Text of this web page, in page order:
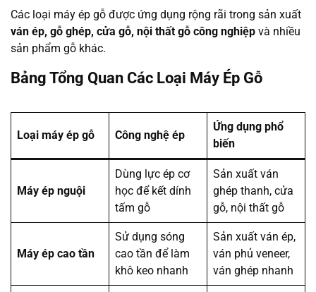
Các loại máy ép gỗ được ứng dụng rộng rãi trong sản xuất
ván ép, gỗ ghép, cửa gỗ, nội thất gỗ công nghiệp và nhiều
sản phẩm gỗ khác.
Bảng Tổng Quan Các Loại Máy Ép Gỗ
Loại máy ép gỗ Công nghệ ép
Ứng dụng phổ
biến
Máy ép nguội
Dùng lực ép cơ
học để kết dính
tấm gỗ
Sản xuất ván
ghép thanh, cửa
gỗ, nội thất gỗ
Máy ép cao tần
Sử dụng sóng
cao tần để làm
khô keo nhanh
Sản xuất ván ép,
ván phủ veneer,
ván ghép nhanh